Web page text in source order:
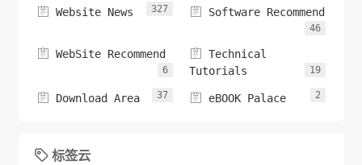
 Website News 327  Software Recommend
46
 WebSite Recommend
6
 Technical
Tutorials
19
 Download Area 37  eBOOK Palace 2
 标签云